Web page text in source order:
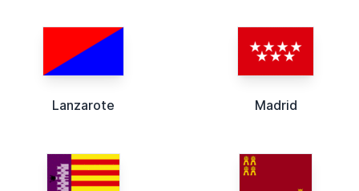
Lanzarote Madrid